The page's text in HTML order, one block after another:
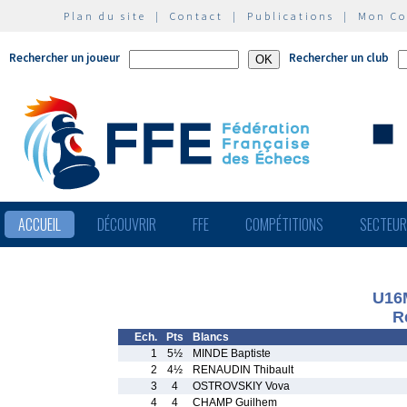
Plan du site | Contact | Publications | Mon
Rechercher un joueur Rechercher un club
ACCUEIL DÉCOUVRIR FFE COMPÉTITIONS
Ech. Pts
Blancs
1
5½
MINDE Baptiste
2
4½
RENAUDIN Thibault
3
4
OSTROVSKIY Vova
4
4 CHAMP Guilhem